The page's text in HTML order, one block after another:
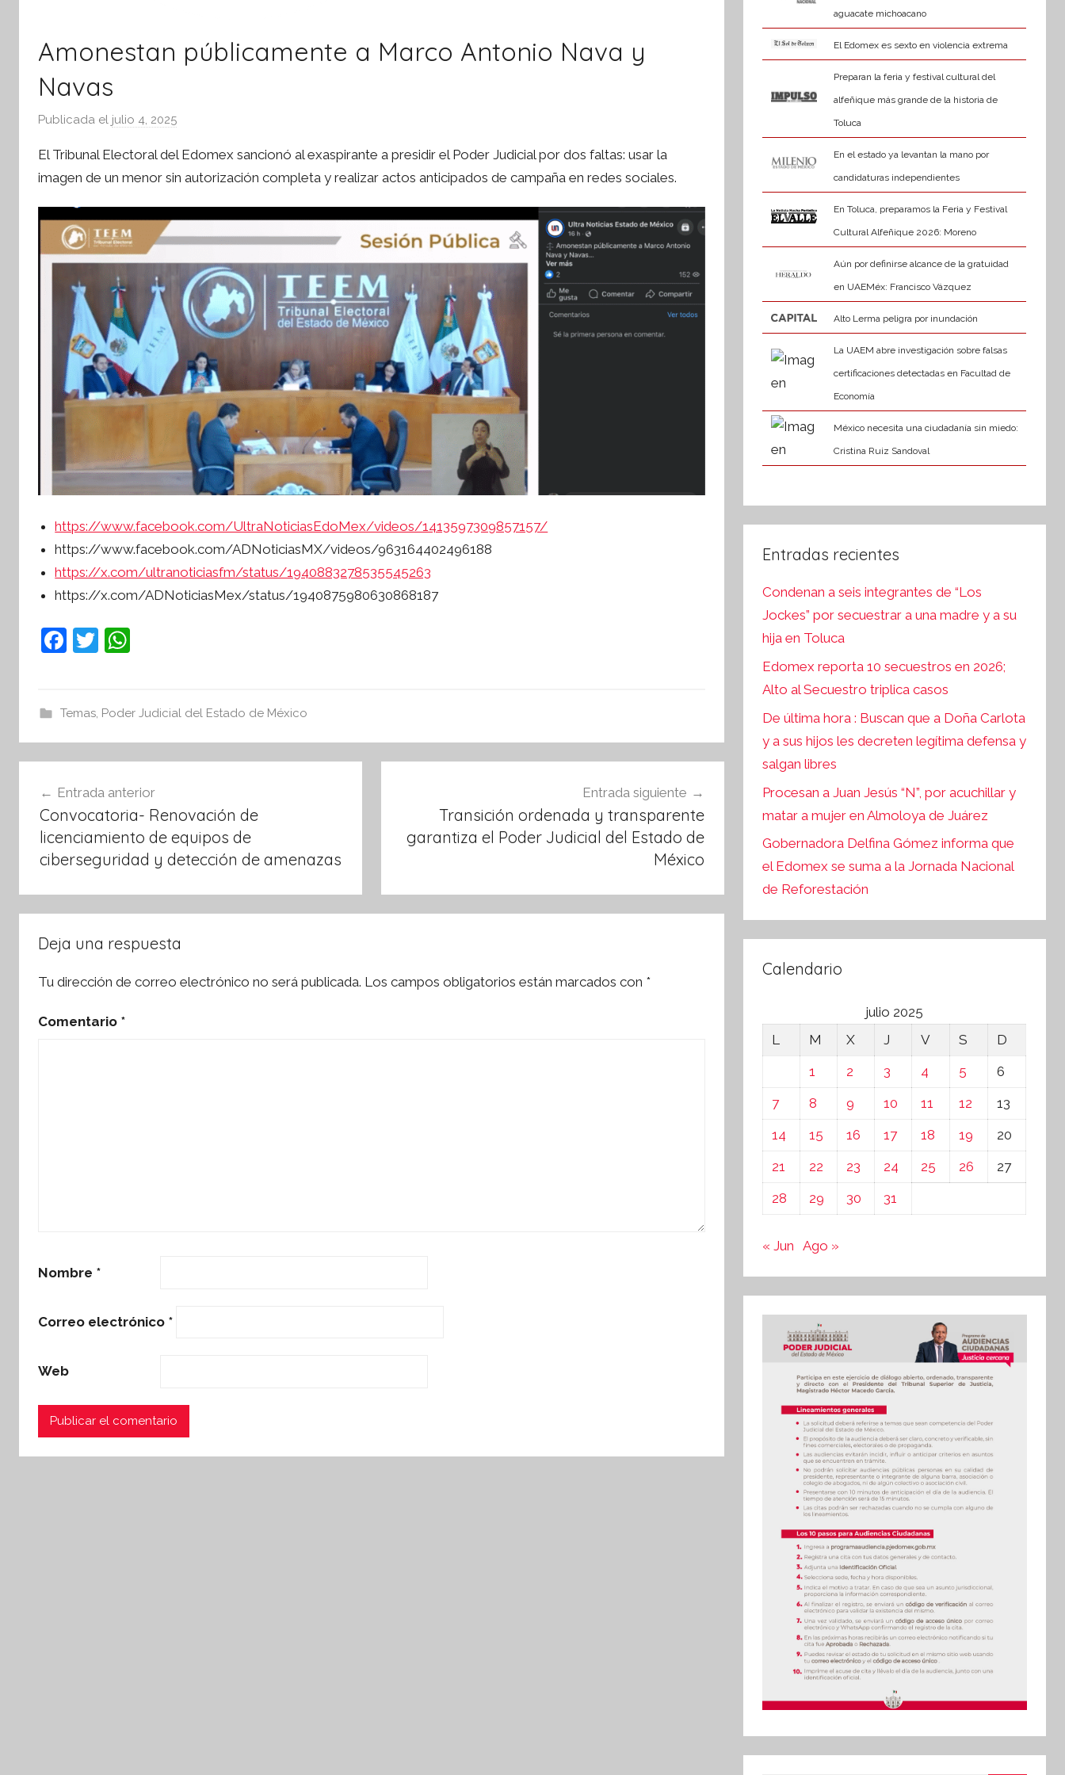
Amonestan públicamente a Marco Antonio Nava y
Navas
Publicada el julio 4, 2025
r
S
n
t
e
s
I
n
f
o
m
a
v
a
El Tribunal Electoral del Edomex sancionó al exaspirante a presidir el Poder Judicial por dos faltas: usar la
imagen de un menor sin autorización completa y realizar actos anticipados de campaña en redes sociales.
https://www.facebook.com/UltraNoticiasEdoMex/videos/1413597309857157/
https://www.facebook.com/ADNoticiasMX/videos/963164402496188
https://x.com/ultranoticiasfm/status/1940883278535545263
https://x.com/ADNoticiasMex/status/1940875980630868187
F
e
b
o
o
k
T
er s
A
p
p
Temas, Poder Judicial del Estado de México
de
entradas
Entrada anterior
Convocatoria- Renovación de
licenciamiento de equipos de
ciberseguridad y detección de amenazas
Entrada siguiente
Transición ordenada y transparente
garantiza el Poder Judicial del Estado de
México
Deja una respuesta
Tu dirección de correo electrónico no será publicada. Los campos obligatorios están marcados con *
Comentario *
Nombre *
Correo electrónico *
Web
aguacate michoacano
El Edomex es sexto en violencia extrema
Preparan la feria y festival cultural del
alfeñique más grande de la historia de
Toluca
En el estado ya levantan la mano por
candidaturas independientes
En Toluca, preparamos la Feria y Festival
Cultural Alfeñique 2026: Moreno
Aún por definirse alcance de la gratuidad
en UAEMéx: Francisco Vázquez
Alto Lerma peligra por inundación
La UAEM abre investigación sobre falsas
certificaciones detectadas en Facultad de
Economía
México necesita una ciudadanía sin miedo:
Cristina Ruiz Sandoval
Entradas recientes
Condenan a seis integrantes de “Los
Jockes” por secuestrar a una madre y a su
hija en Toluca
Edomex reporta 10 secuestros en 2026;
Alto al Secuestro triplica casos
De última hora : Buscan que a Doña Carlota
y a sus hijos les decreten legítima defensa y
salgan libres
Procesan a Juan Jesús “N”, por acuchillar y
matar a mujer en Almoloya de Juárez
Gobernadora Delfina Gómez informa que
el Edomex se suma a la Jornada Nacional
de Reforestación
Calendario
julio 2025
L
M X J V S
D
1
2 3 4 5
6
7
8 9 10 11 12
13
14
15 16 17 18 19
20
21
22 23 24 25 26
27
28
29 30 31
« Jun Ago »